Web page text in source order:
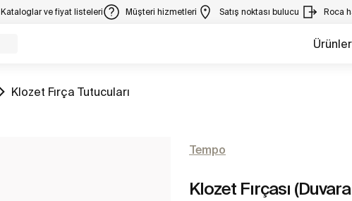
Kataloglar ve fiyat listeleri Müşteri hizmetleri Satış noktası bulucu Roca
Ürünler
Tüm
Klozet Fırça Tutucuları
Tempo
Klozet Fırçası